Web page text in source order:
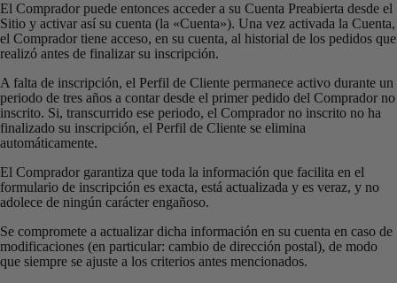
El Comprador puede entonces acceder a su Cuenta Preabierta desde el
Sitio y activar así su cuenta (la «Cuenta»). Una vez activada la Cuenta,
el Comprador tiene acceso, en su cuenta, al historial de los pedidos que
realizó antes de finalizar su inscripción.
A falta de inscripción, el Perfil de Cliente permanece activo durante un
periodo de tres años a contar desde el primer pedido del Comprador no
inscrito. Si, transcurrido ese periodo, el Comprador no inscrito no ha
finalizado su inscripción, el Perfil de Cliente se elimina
automáticamente.
El Comprador garantiza que toda la información que facilita en el
formulario de inscripción es exacta, está actualizada y es veraz, y no
adolece de ningún carácter engañoso.
Se compromete a actualizar dicha información en su cuenta en caso de
modificaciones (en particular: cambio de dirección postal), de modo
que siempre se ajuste a los criterios antes mencionados.